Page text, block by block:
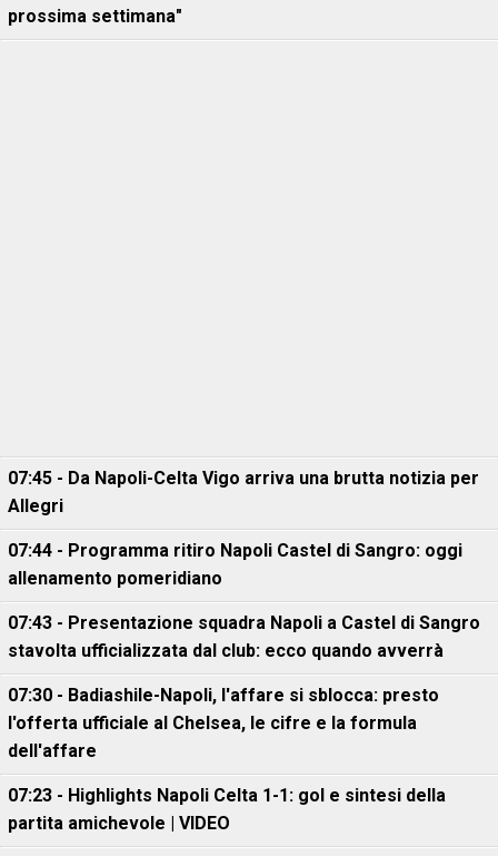
prossima settimana"
07:45 - Da Napoli-Celta Vigo arriva una brutta notizia per
Allegri
07:44 - Programma ritiro Napoli Castel di Sangro: oggi
allenamento pomeridiano
07:43 - Presentazione squadra Napoli a Castel di Sangro
stavolta ufficializzata dal club: ecco quando avverrà
07:30 - Badiashile-Napoli, l'affare si sblocca: presto
l'offerta ufficiale al Chelsea, le cifre e la formula
dell'affare
07:23 - Highlights Napoli Celta 1-1: gol e sintesi della
partita amichevole | VIDEO